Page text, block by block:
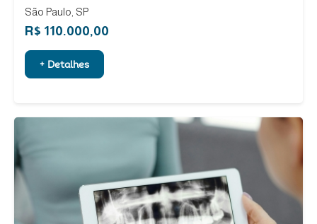
São Paulo, SP
R$ 110.000,00
+ Detalhes